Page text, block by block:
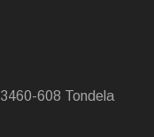
3460-608 Tondela